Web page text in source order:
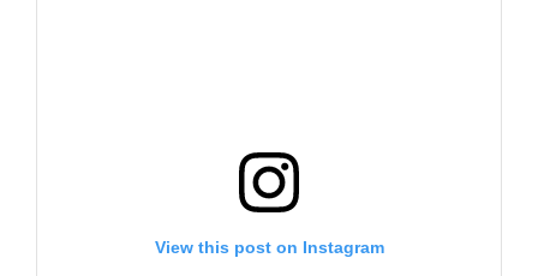
View this post on Instagram